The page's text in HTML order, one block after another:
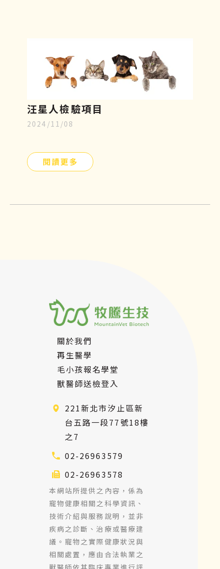
汪星人檢驗項目
2024/11/08
閱讀更多
關於我們
再生醫學
毛小孩報名學堂
獸醫師送檢登入
221新北市汐止區新
台五路一段77號18樓
之7
02-26963579
02-26963578
本網站所提供之內容，係為
寵物健康相關之科學資訊、
技術介紹與服務說明，並非
疾病之診斷、治療或醫療建
議。寵物之實際健康狀況與
相關處置，應由合法執業之
獸醫師依其臨床專業進行評